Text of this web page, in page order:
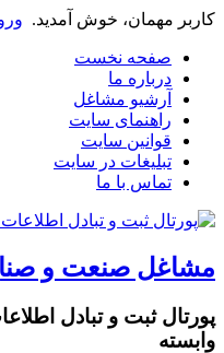
کاربر مهمان، خوش آمدید.
صفحه نخست
درباره ما
آرشیو مشاغل
راهنمای سایت
قوانین سایت
تبلیغات در سایت
تماس با ما
مشاغل صنعت و
پورتال ثبت و تبادل
وابسته